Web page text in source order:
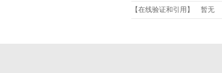
【在线验证和引用】 暂无